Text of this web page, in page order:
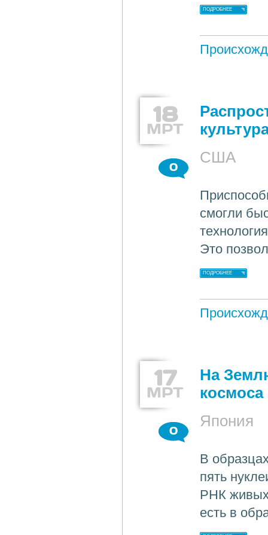
ПОДРОБНЕЕ
18
МРТ
США
0
смогли
Это
ПОДРОБНЕЕ
17
МРТ
На
космоса
Япония
0
В
пять
РНК
есть в